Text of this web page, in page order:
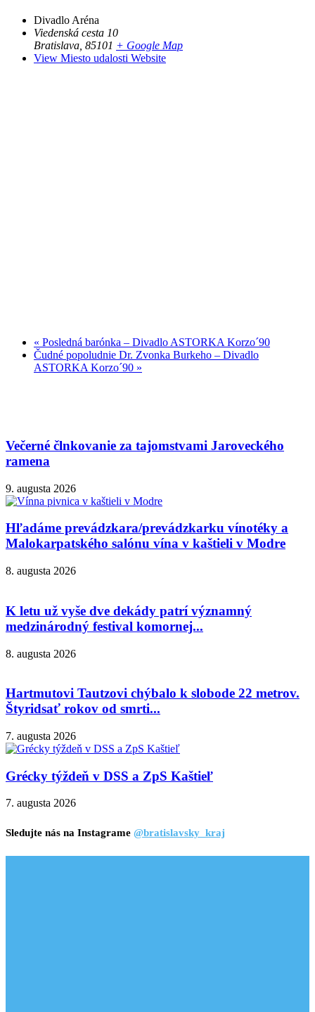
Divadlo Aréna
Viedenská cesta 10
Bratislava 85101 + Google Map
View Miesto udalosti Website
« Posledná barónka – Divadlo ASTORKA Korzo´90
Čudné popoludnie Dr. Zvonka Burkeho – Divadlo
ASTORKA Korzo´90 »
Večerné člnkovanie za tajomstvami Jaroveckého
ramena
9. augusta 2026
Hľadáme prevádzkara/prevádzkarku vínotéky a
Malokarpatského salónu vína v kaštieli v Modre
8. augusta 2026
K letu už vyše dve dekády patrí významný
medzinárodný festival komornej...
8. augusta 2026
Hartmutovi Tautzovi chýbalo k slobode 22 metrov.
Štyridsať rokov od smrti...
7. augusta 2026
Grécky týždeň v DSS a ZpS Kaštieľ
7. augusta 2026
Sledujte nás na Instagrame @bratislavsky_kraj